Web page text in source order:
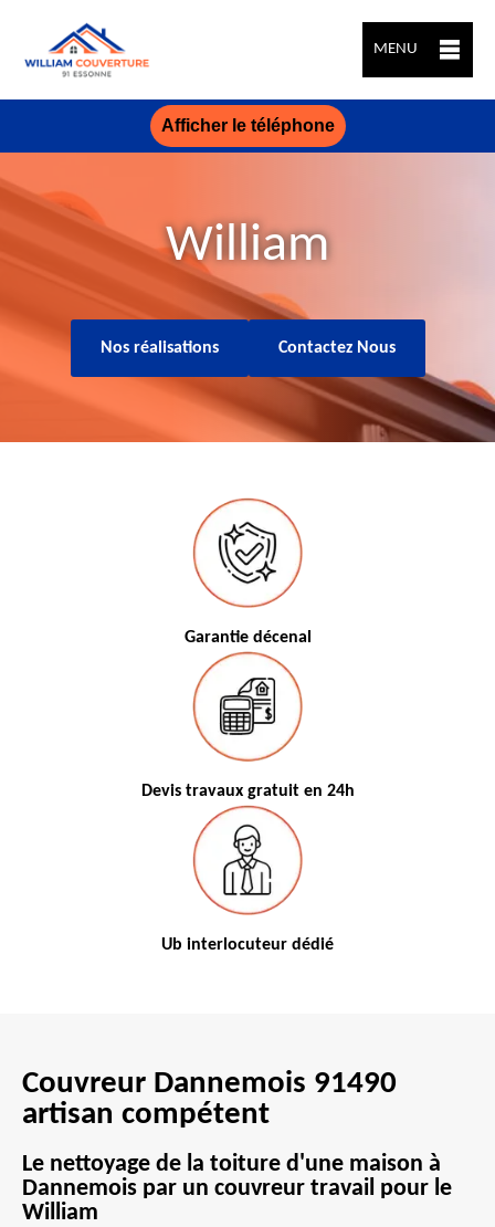
MENU
Afficher le téléphone
William
Nos réalisations Contactez Nous
Garantie décenal
Devis travaux gratuit en 24h
Ub interlocuteur dédié
Couvreur Dannemois 91490
artisan compétent
Le nettoyage de la toiture d'une maison à
Dannemois par un couvreur travail pour le
William